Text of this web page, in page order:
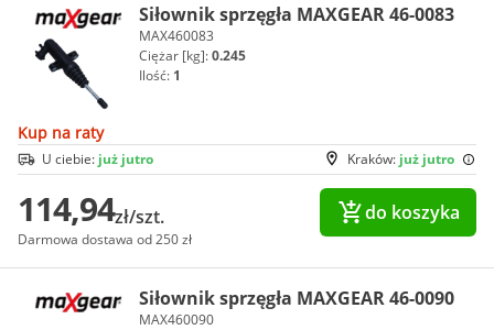
Siłownik sprzęgła MAXGEAR 46-0083
MAX460083
Ciężar [kg]:0.245
Ilość: 1
Kup na raty
Kraków: już jutro
U ciebie: już jutro
114,94zł/szt.
Darmowa dostawa od 250 zł
do koszyka
Siłownik sprzęgła MAXGEAR 46-0090
MAX460090